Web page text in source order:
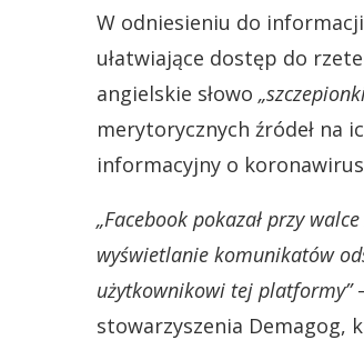
W odniesieniu do
ułatwiające dostęp do
angielskie słowo
merytorycznych źródeł na
informacyjny o
„Facebook pokazał przy
wyświetlanie komunikatów
użytkownikowi tej platformy”
stowarzyszenia Demagog,